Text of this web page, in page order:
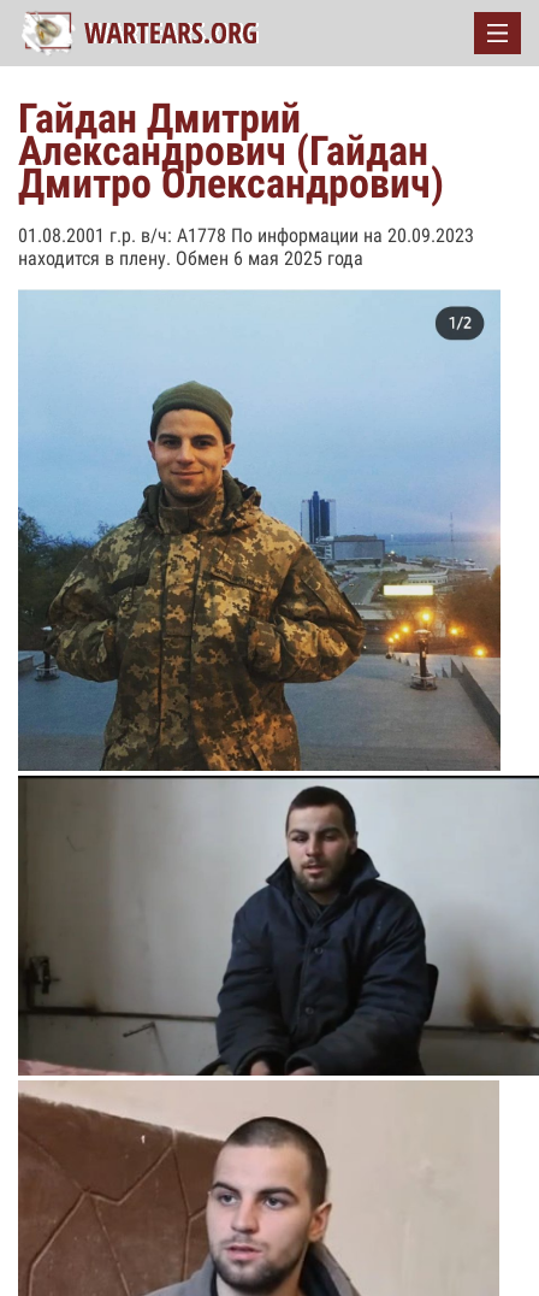
Гайдан Дмитрий
Александрович (Гайдан
Дмитро Олександрович)
01.08.2001 г.р. в/ч: А1778 По информации на 20.09.2023
находится в плену. Обмен 6 мая 2025 года